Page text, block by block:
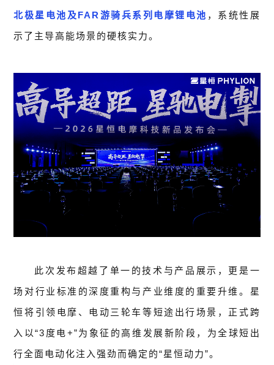
北极星电池及FAR游骑兵系列电摩锂电池 ，系统性展
示了主导高能场景的硬核实力。
此次发布超越了单一的技术与产品展示，更是一
场对行业标准的深度重构与产业维度的重要升维。星
恒将引领电摩、电动三轮车等短途出行场景，正式跨
入以“3度电+”为象征的高维发展新阶段，为全球短出
行全面电动化注入强劲而确定的“星恒动力”。